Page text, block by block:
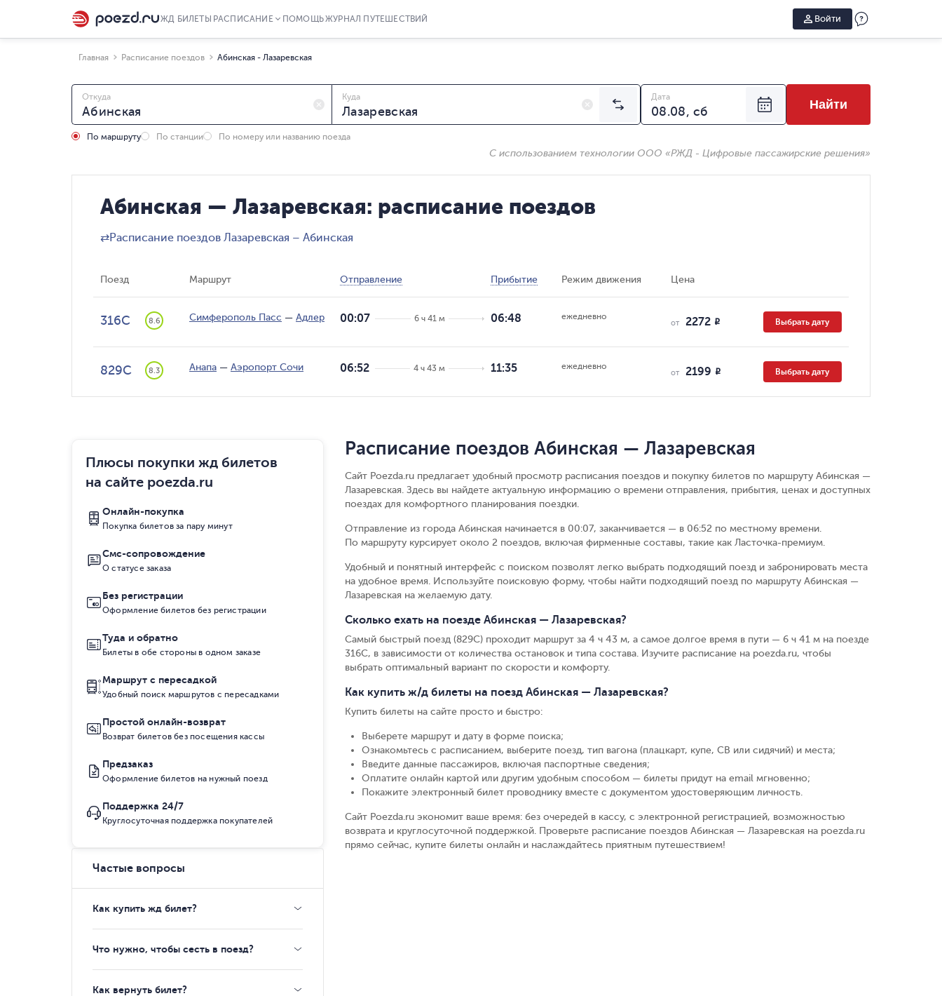
ЖД БИЛЕТЫ РАСПИСАНИЕ ПОМОЩЬЖУРНАЛ ПУТЕШЕСТВИЙ Войти
Главная Расписание поездов Абинская - Лазаревская
Откуда Куда
По маршруту По станции По номеру или названию поезда
Дата
Найти
С использованием технологии ООО «РЖД - Цифровые пассажирские решения»
Абинская — Лазаревская: расписание поездов
⇄Расписание поездов Лазаревская – Абинская
Поезд Маршрут Отправление Прибытие Режим движения Цена
316С 8.6 Симферополь Пасс — Адлер 00:07 6 ч 41 м 06:48 ежедневно
от 2272 R Выбрать дату
829С 8.3 Анапа — Аэропорт Сочи 06:52 4 ч 43 м 11:35 ежедневно
от 2199 R Выбрать дату
Расписание поездов Абинская — Лазаревская
Сайт Poezda.ru предлагает удобный просмотр расписания поездов и покупку билетов по маршруту Абинская —
Лазаревская. Здесь вы найдете актуальную информацию о времени отправления, прибытия, ценах и доступных
поездах для комфортного планирования поездки.
Отправление из города Абинская начинается в 00:07, заканчивается — в 06:52 по местному времени.
По маршруту курсирует около 2 поездов, включая фирменные составы, такие как Ласточка-премиум.
Удобный и понятный интерфейс с поиском позволят легко выбрать подходящий поезд и забронировать места
на удобное время. Используйте поисковую форму, чтобы найти подходящий поезд по маршруту Абинская —
Лазаревская на желаемую дату.
Сколько ехать на поезде Абинская — Лазаревская?
Самый быстрый поезд (829С) проходит маршрут за 4 ч 43 м, а самое долгое время в пути — 6 ч 41 м на поезде
316С, в зависимости от количества остановок и типа состава. Изучите расписание на poezda.ru, чтобы
выбрать оптимальный вариант по скорости и комфорту.
Как купить ж/д билеты на поезд Абинская — Лазаревская?
Купить билеты на сайте просто и быстро:
Выберете маршрут и дату в форме поиска;
Ознакомьтесь с расписанием, выберите поезд, тип вагона (плацкарт, купе, СВ или сидячий) и места;
Введите данные пассажиров, включая паспортные сведения;
Оплатите онлайн картой или другим удобным способом — билеты придут на email мгновенно;
Покажите электронный билет проводнику вместе с документом удостоверяющим личность.
Сайт Poezda.ru экономит ваше время: без очередей в кассу, с электронной регистрацией, возможностью
возврата и круглосуточной поддержкой. Проверьте расписание поездов Абинская — Лазаревская на poezda.ru
прямо сейчас, купите билеты онлайн и наслаждайтесь приятным путешествием!
Плюсы покупки жд билетов
на сайте poezda.ru
Онлайн-покупка
Покупка билетов за пару минут
Смс-сопровождение
О статусе заказа
Без регистрации
Оформление билетов без регистрации
Туда и обратно
Билеты в обе стороны в одном заказе
Маршрут с пересадкой
Удобный поиск маршрутов с пересадками
Простой онлайн-возврат
Возврат билетов без посещения кассы
Предзаказ
Оформление билетов на нужный поезд
Поддержка 24/7
Круглосуточная поддержка покупателей
Частые вопросы
Как купить жд билет?
Что нужно, чтобы сесть в поезд?
Как вернуть билет?